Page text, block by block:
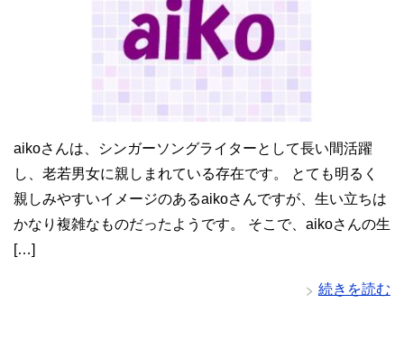
aikoさんは、シンガーソングライターとして長い間活躍
し、老若男女に親しまれている存在です。 とても明るく
親しみやすいイメージのあるaikoさんですが、生い立ちは
かなり複雑なものだったようです。 そこで、aikoさんの生
[…]
続きを読む